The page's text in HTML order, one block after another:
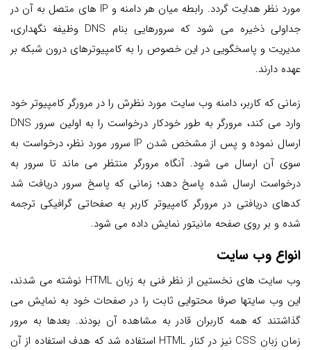
مورد نظر هدایت گردد. رابطه میان هر دامنه و IP های متصل به آن در
جداولی ذخیره می شود که سرورهایی بنام DNS وظیفه نگهداری،
مدیریت و پاسخگویی در این خصوص را به کامپیوترهای درون شبکه بر
عهده دارند.
زمانی که کاربر، دامنه وب سایت مورد نظرش را در مرورگر کامپیوتر خود
وارد می کند، مرورگر به طور خودکار درخواست را به اولین سرور DNS
ارسال نموده و پس از مشخص شدن IP سرور مورد نظر، درخواست به
سوی آن ارسال می شود. آنگاه مرورگر منتظر می ماند تا سرور به
درخواست ارسال شده پاسخ دهد؛ زمانی که پاسخ سرور دریافت شد
کدهای دریافتی در مرورگر کامپیوتر کاربر به صفحاتی گرافیکی ترجمه
شده و بر روی صفحه مانیتور نمایش داده می شود.
انواع وب سایت
وب سایت های نخستین از نظر فنی به زبان HTML نوشته می شدند،
این وب سایتها صرفا محتوایی ثابت را در صفحات خود به نمایش می
گذاشتند که همه کاربران قادر به مشاهده آن بودند. بعدها به مرور
زمان زبان CSS نیز در کنار HTML استفاده شد که هدف استفاده از آن